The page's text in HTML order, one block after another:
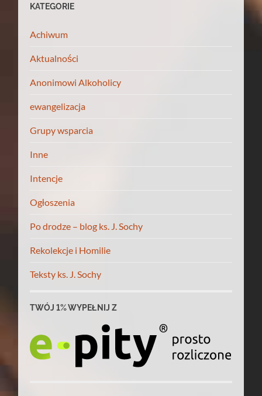
KATEGORIE
Achiwum
Aktualności
Anonimowi Alkoholicy
ewangelizacja
Grupy wsparcia
Inne
Intencje
Ogłoszenia
Po drodze – blog ks. J. Sochy
Rekolekcje i Homilie
Teksty ks. J. Sochy
TWÓJ 1% WYPEŁNIJ Z